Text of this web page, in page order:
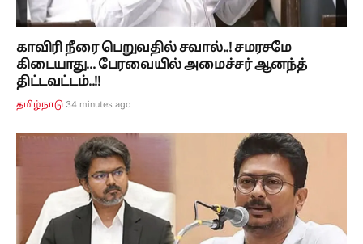
காவிரி நீரை பெறுவதில் சவால்..! சமரசமே
கிடையாது... பேரவையில் அமைச்சர் ஆனந்த்
திட்டவட்டம்..!!
தமிழ்நாடு 34 minutes ago